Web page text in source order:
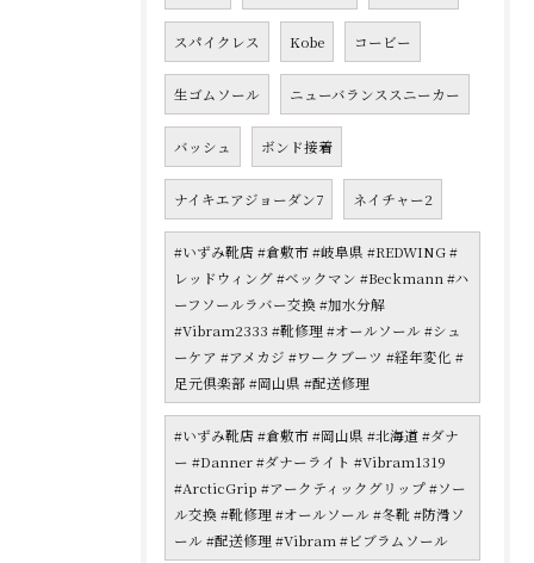
スパイクレス Kobe コービー
生ゴムソール ニューバランススニーカー
バッシュ ボンド接着
ナイキエアジョーダン7 ネイチャー2
#いずみ靴店 #倉敷市 #岐阜県 #REDWING #
レッドウィング #ベックマン #Beckmann #ハ
ーフソールラバー交換 #加水分解
#Vibram2333 #靴修理 #オールソール #シュ
ーケア #アメカジ #ワークブーツ #経年変化 #
足元倶楽部 #岡山県 #配送修理
#いずみ靴店 #倉敷市 #岡山県 #北海道 #ダナ
ー #Danner #ダナーライト #Vibram1319
#ArcticGrip #アークティックグリップ #ソー
ル交換 #靴修理 #オールソール #冬靴 #防滑ソ
ール #配送修理 #Vibram #ビブラムソール